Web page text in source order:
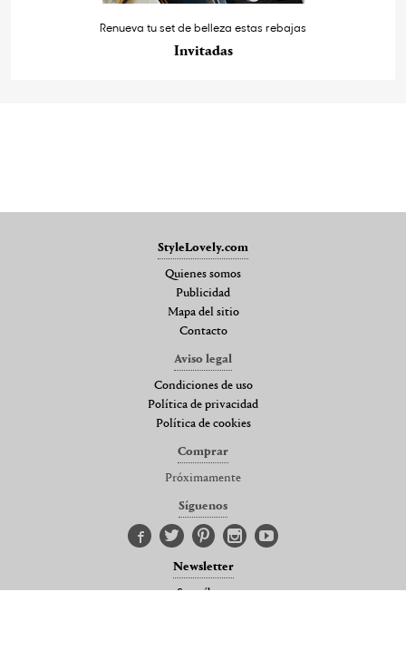
Renueva tu set de belleza estas rebajas
Invitadas
StyleLovely.com
Quienes somos
Publicidad
Mapa del sitio
Contacto
Aviso legal
Condiciones de uso
Política de privacidad
Política de cookies
Comprar
Próximamente
Síguenos
Newsletter
Suscríbete